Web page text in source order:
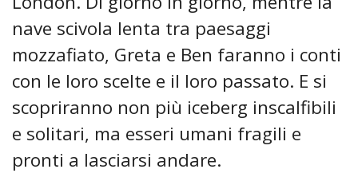
nave scivola lenta tra paesaggi
mozzafiato, Greta e Ben faranno i conti
con le loro scelte e il loro passato. E si
scopriranno non più iceberg inscalfibili
e solitari, ma esseri umani fragili e
pronti a lasciarsi andare.